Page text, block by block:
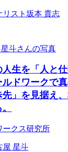
スト 坂本 貴志
生を「人と
ルドワークで
先」を見据え
ークス研究所
屋 星斗